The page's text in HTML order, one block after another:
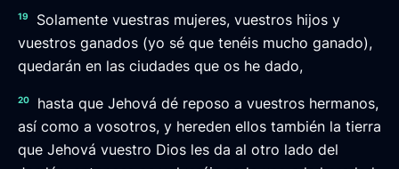
19
Solamente vuestras mujeres, vuestros hijos y
vuestros ganados (yo sé que tenéis mucho ganado),
quedarán en las ciudades que os he dado,
20
hasta que Jehová dé reposo a vuestros hermanos,
así como a vosotros, y hereden ellos también la tierra
que Jehová vuestro Dios les da al otro lado del